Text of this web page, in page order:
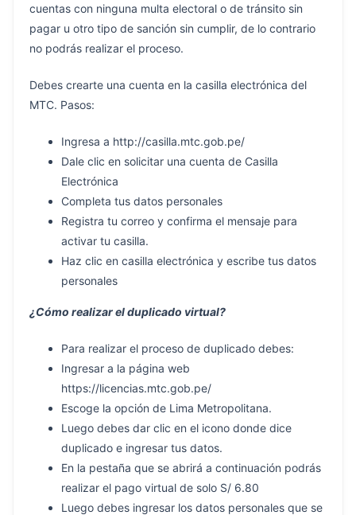
cuentas con ninguna multa electoral o de tránsito sin
pagar u otro tipo de sanción sin cumplir, de lo contrario
no podrás realizar el proceso.
Debes crearte una cuenta en la casilla electrónica del
MTC. Pasos:
Ingresa a http://casilla.mtc.gob.pe/
Dale clic en solicitar una cuenta de Casilla
Electrónica
Completa tus datos personales
Registra tu correo y confirma el mensaje para
activar tu casilla.
Haz clic en casilla electrónica y escribe tus datos
personales
¿Cómo realizar el duplicado virtual?
Para realizar el proceso de duplicado debes:
Ingresar a la página web
https://licencias.mtc.gob.pe/
Escoge la opción de Lima Metropolitana.
Luego debes dar clic en el icono donde dice
duplicado e ingresar tus datos.
En la pestaña que se abrirá a continuación podrás
realizar el pago virtual de solo S/ 6.80
Luego debes ingresar los datos personales que se